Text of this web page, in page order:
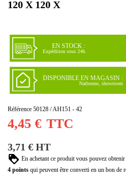
120 X 120 X
EN STOCK :
Expédition sous 24h
DISPONIBLE EN MAGASIN :
Narbonne, showroom
Référence 50128 / AH151 - 42
4,45 € TTC
3,71 € HT
En achetant ce produit vous pouvez obtenir
4 points qui peuvent être converti en un bon de